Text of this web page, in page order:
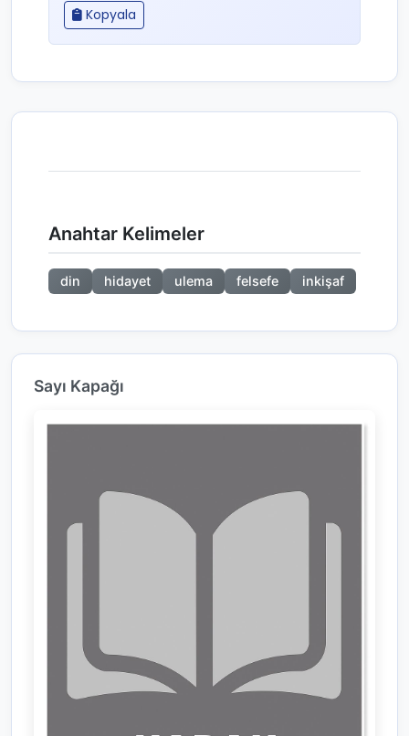
Kopyala
Anahtar Kelimeler
din hidayet ulema felsefe inkişaf
Sayı Kapağı